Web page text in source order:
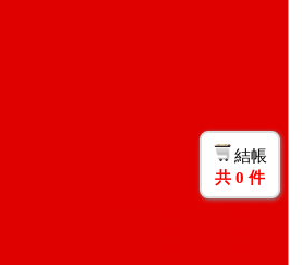
結帳
共 0 件